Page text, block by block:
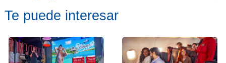
Te puede interesar